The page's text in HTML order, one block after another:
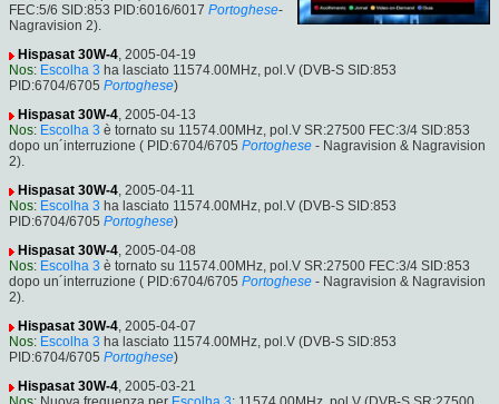
FEC:5/6 SID:853 PID:6016/6017 Portoghese-
Nagravision 2).
Hispasat 30W-4, 2005-04-19
Nos: Escolha 3 ha lasciato 11574.00MHz, pol.V (DVB-S SID:853
PID:6704/6705 Portoghese)
Hispasat 30W-4, 2005-04-13
Nos: Escolha 3 è tornato su 11574.00MHz, pol.V SR:27500 FEC:3/4 SID:853
dopo un´interruzione ( PID:6704/6705 Portoghese - Nagravision & Nagravision
2).
Hispasat 30W-4, 2005-04-11
Nos: Escolha 3 ha lasciato 11574.00MHz, pol.V (DVB-S SID:853
PID:6704/6705 Portoghese)
Hispasat 30W-4, 2005-04-08
Nos: Escolha 3 è tornato su 11574.00MHz, pol.V SR:27500 FEC:3/4 SID:853
dopo un´interruzione ( PID:6704/6705 Portoghese - Nagravision & Nagravision
2).
Hispasat 30W-4, 2005-04-07
Nos: Escolha 3 ha lasciato 11574.00MHz, pol.V (DVB-S SID:853
PID:6704/6705 Portoghese)
Hispasat 30W-4, 2005-03-21